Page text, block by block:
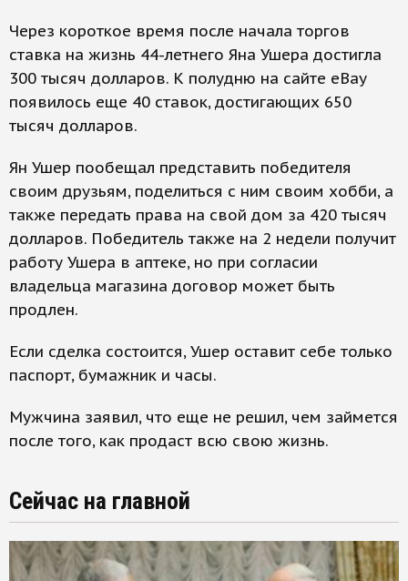
Через короткое время после начала торгов
ставка на жизнь 44-летнего Яна Ушера достигла
300 тысяч долларов. К полудню на сайте eBay
появилось еще 40 ставок, достигающих 650
тысяч долларов.
Ян Ушер пообещал представить победителя
своим друзьям, поделиться с ним своим хобби, а
также передать права на свой дом за 420 тысяч
долларов. Победитель также на 2 недели получит
работу Ушера в аптеке, но при согласии
владельца магазина договор может быть
продлен.
Если сделка состоится, Ушер оставит себе только
паспорт, бумажник и часы.
Мужчина заявил, что еще не решил, чем займется
после того, как продаст всю свою жизнь.
Сейчас на главной